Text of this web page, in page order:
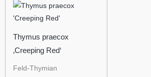
Thymus praecox
‚Creeping Red‘
Feld-Thymian